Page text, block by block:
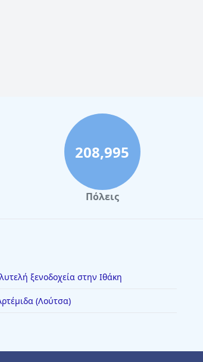
208,995
Πόλεις
ξενοδοχεία στην Ιθάκη
(Λούτσα)